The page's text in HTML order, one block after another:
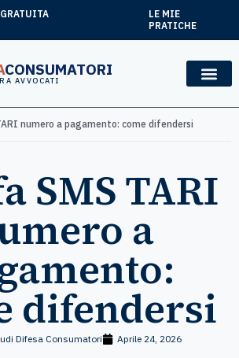
LE MIE
PRATICHE
CONSUMATORI
AVVOCATI
numero a pagamento: come difendersi
SMS TARI
a
difendersi
Difesa Consumatori Aprile 24, 2026